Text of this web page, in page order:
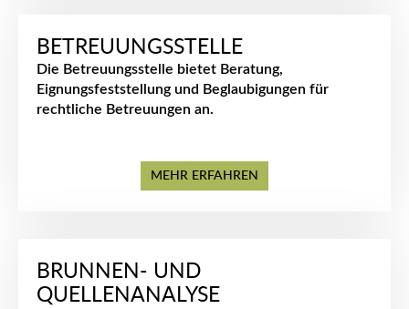
BETREUUNGSSTELLE
Die Betreuungsstelle bietet Beratung,
Eignungsfeststellung und Beglaubigungen für
rechtliche Betreuungen an.
MEHR ERFAHREN
BRUNNEN- UND
QUELLENANALYSE